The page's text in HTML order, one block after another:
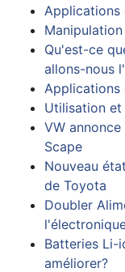
Applications
Qu'est-ce
allons-nous
Applications
Utilisation
VW
Scape
Nouveau
de Toyota
Doubler
Batteries Li-
améliorer?